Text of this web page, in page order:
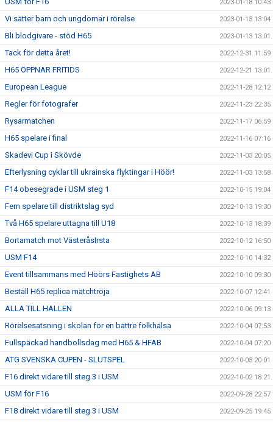
2023-01-18 10:43
Vi sätter barn och ungdomar i rörelse 2023-01-13 13:04
Bli blodgivare - stöd H65 2023-01-13 13:01
Tack för detta året! 2022-12-31 11:59
H65 ÖPPNAR FRITIDS 2022-12-21 13:01
European League 2022-11-28 12:12
Regler för fotografer 2022-11-23 22:35
Rysarmatchen 2022-11-17 06:59
H65 spelare i final 2022-11-16 07:16
Skadevi Cup i Skövde 2022-11-03 20:05
Efterlysning cyklar till ukrainska flyktingar i Höör! 2022-11-03 13:58
F14 obesegrade i USM steg 1 2022-10-15 19:04
Fem spelare till distriktslag syd 2022-10-13 19:30
Två H65 spelare uttagna till U18 2022-10-13 18:39
Bortamatch mot VästeråsIrsta 2022-10-12 16:50
USM F14 2022-10-10 14:32
Event tillsammans med Höörs Fastighets AB 2022-10-10 09:30
Beställ H65 replica matchtröja 2022-10-07 12:41
ALLA TILL HALLEN 2022-10-06 09:13
Rörelsesatsning i skolan för en bättre folkhälsa 2022-10-04 07:53
Fullspäckad handbollsdag med H65 & HFAB 2022-10-04 07:20
ATG SVENSKA CUPEN - SLUTSPEL 2022-10-03 20:01
F16 direkt vidare till steg 3 i USM 2022-10-02 18:21
USM för F16 2022-09-28 22:57
F18 direkt vidare till steg 3 i USM 2022-09-25 19:45